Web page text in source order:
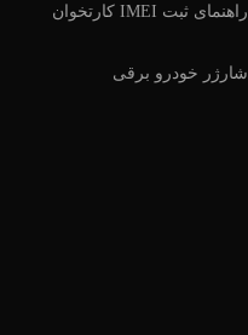
راهنمای ثبت IMEI کارتخوان
شارژر خودرو برقی